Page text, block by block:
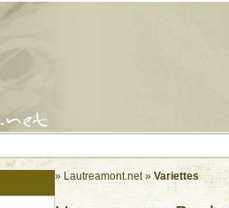
» Lautreamont.net» Variettes